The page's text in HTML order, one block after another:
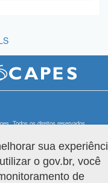
Todos os direitos reservados.
sua
o gov.br, você
de